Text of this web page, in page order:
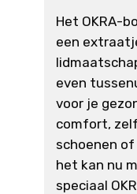
Het OKRA-
een
even
voor je
comfort,
schoenen of
het kan nu
speciaal